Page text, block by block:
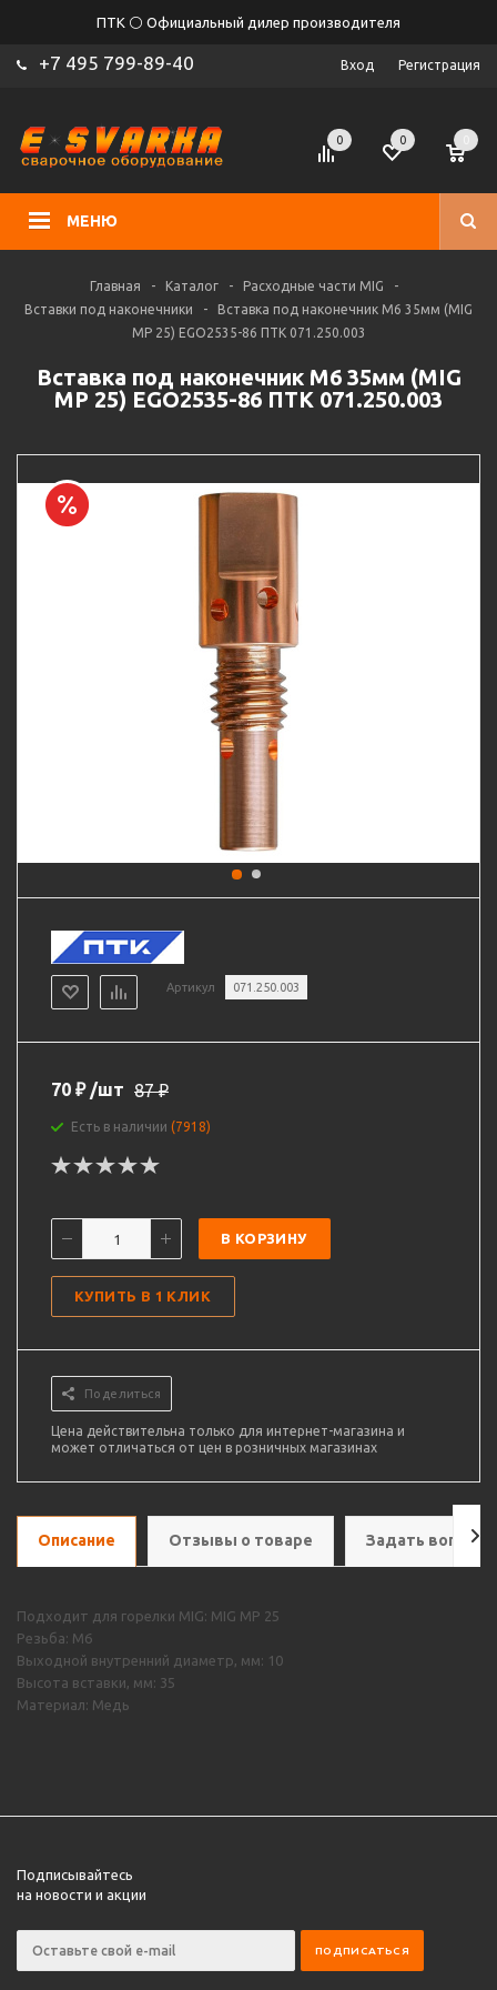
ПТК ⚪ Официальный дилер производителя
+7 495 799-89-40 Вход Регистрация
МЕНЮ
0 0
Главная - Каталог - Расходные части MIG
-
Вставки под наконечники
-
Вставка под наконечник M6 35мм (MIG
MP 25) EGO2535-86 ПТК 071.250.003
Вставка под наконечник M6 35мм (MIG
MP 25) EGO2535-86 ПТК 071.250.003
Артикул 071.250.003
70 ₽ /шт 87₽
Есть в наличии (7918)
В КОРЗИНУ
КУПИТЬ В 1 КЛИК
Поделиться
Цена действительна только для интернет-магазина и
может отличаться от цен в розничных магазинах
Описание Отзывы о товаре Задать вопрос
Подходит для горелки MIG: MIG MP 25
Резьба: М6
Выходной внутренний диаметр, мм: 10
Высота вставки, мм: 35
Материал: Медь
Подписывайтесь
на новости и акции